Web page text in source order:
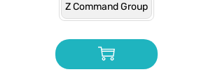
Z Command Group